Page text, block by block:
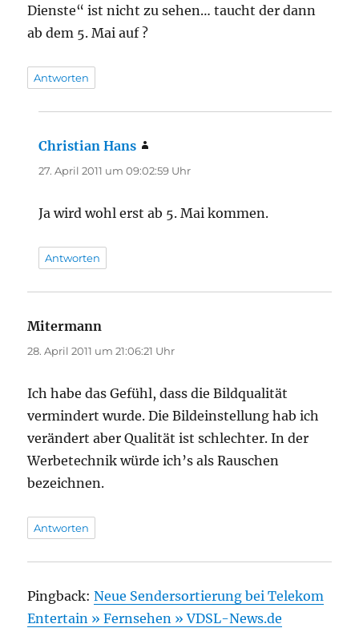
Dienste“ ist nicht zu sehen… taucht der dann
ab dem 5. Mai auf ?
Antworten
Christian Hans
27. April 2011 um 09:02:59 Uhr
Ja wird wohl erst ab 5. Mai kommen.
Antworten
Mitermann
28. April 2011 um 21:06:21 Uhr
Ich habe das Gefühl, dass die Bildqualität
vermindert wurde. Die Bildeinstellung hab ich
verändert aber Qualität ist schlechter. In der
Werbetechnik würde ich’s als Rauschen
bezeichnen.
Antworten
Pingback:Neue Sendersortierung bei Telekom
Entertain » Fernsehen » VDSL-News.de